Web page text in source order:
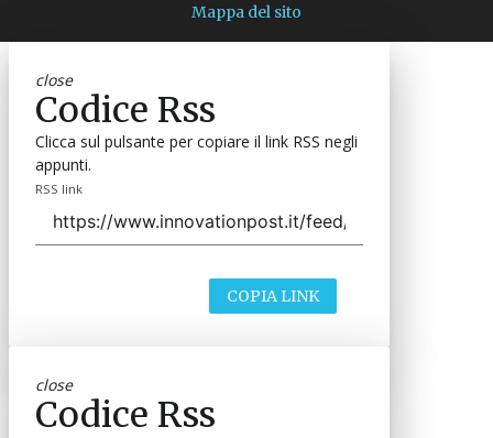
Mappa del sito
close
Codice Rss
Clicca sul pulsante per copiare il link RSS negli
appunti.
RSS link
COPIA LINK
close
Codice Rss